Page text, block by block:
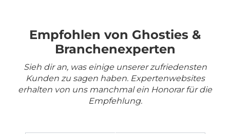
Empfohlen von Ghosties &
Branchenexperten
Sieh dir an, was einige unserer zufriedensten
Kunden zu sagen haben. Expertenwebsites
erhalten von uns manchmal ein Honorar für die
Empfehlung.